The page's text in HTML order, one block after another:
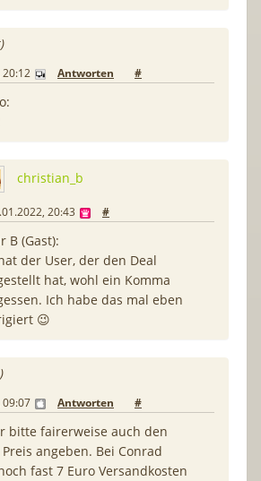
20:12 Antworten #
christian_b
20:43 #
B (Gast):
der User, der den Deal
hat, wohl ein Komma
Ich habe das mal eben
😉
09:07 Antworten #
bitte fairerweise auch den
angeben. Bei Conrad
fast 7 Euro Versandkosten